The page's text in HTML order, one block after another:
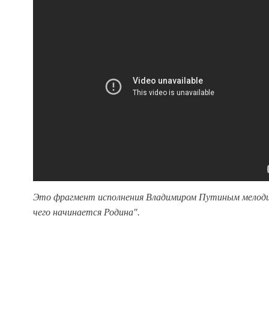
Это фрагмент исполнения Владимиром Путиным
чего начинается Родина".